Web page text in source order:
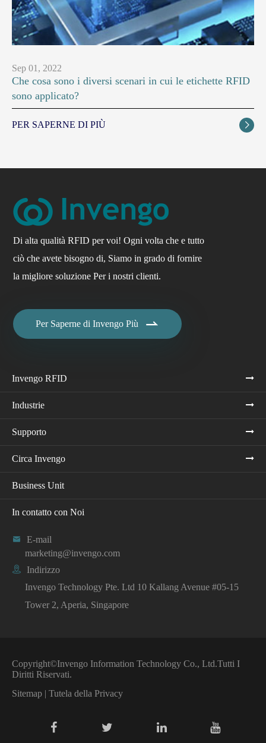
Sep 01, 2022
Che cosa sono i diversi scenari in cui le etichette RFID
sono applicato?
PER SAPERNE DI PIÙ 
Di alta qualità RFID per voi! Ogni volta che e tutto
ciò che avete bisogno di, Siamo in grado di fornire
la migliore soluzione Per i nostri clienti.
Per Saperne di Invengo Più 
Invengo RFID
Industrie
Supporto
Circa Invengo
Business Unit
In contatto con Noi

E-mail
marketing@invengo.com

Indirizzo
Invengo Technology Pte. Ltd 10 Kallang Avenue #05-15
Tower 2, Aperia, Singapore
Copyright©Invengo Information Technology Co., Ltd.Tutti I
Diritti Riservati.
Sitemap | Tutela della Privacy